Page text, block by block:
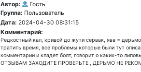
Автор:
Гость
Группа: Пользователь
Дата: 2024-04-30 08:31:15
Комментарий:
Редкостный кал, кривой до жути сервак, ява =
тратить время, все проблемы которые были тут
комментарии и кладет болт, говорит о каких-то
ОТЗЫВАМ ЗАХОДИТЕ ПРОВЕРЬТЕ , ДЕРЬМО НЕ